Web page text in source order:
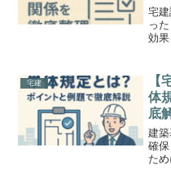
る
則
宅
っ
効果
記
づ
宅建
【
体
底
建
確
た